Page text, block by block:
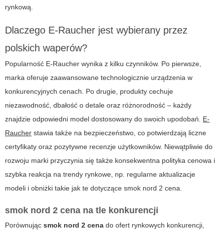
rynkową.
Dlaczego E-Raucher jest wybierany przez
polskich waperów?
Popularność E-Raucher wynika z kilku czynników. Po pierwsze,
marka oferuje zaawansowane technologicznie urządzenia w
konkurencyjnych cenach. Po drugie, produkty cechuje
niezawodność, dbałość o detale oraz różnorodność – każdy
znajdzie odpowiedni model dostosowany do swoich upodobań. E-
Raucher stawia także na bezpieczeństwo, co potwierdzają liczne
certyfikaty oraz pozytywne recenzje użytkowników. Niewątpliwie do
rozwoju marki przyczynia się także konsekwentna polityka cenowa i
szybka reakcja na trendy rynkowe, np. regularne aktualizacje
modeli i obniżki takie jak te dotyczące smok nord 2 cena
smok nord 2 cena na tle konkurencji
Porównując smok nord 2 cena do ofert rynkowych konkurencji,